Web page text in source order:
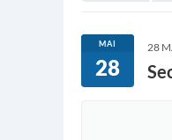
MAI
28
28